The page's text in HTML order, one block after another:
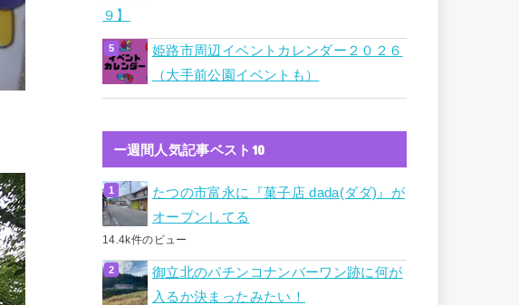
９】
姫路市周辺イベントカレンダー２０２６
（大手前公園イベントも）
ー週間人気記事ベスト10
たつの市富永に『菓子店 dada(ダダ)』が
オープンしてる
14.4k件のビュー
御立北のパチンコナンバーワン跡に何が
入るか決まったみたい！